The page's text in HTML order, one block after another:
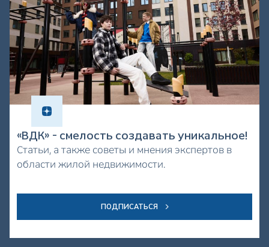
«ВДК» - смелость создавать уникальное!
Статьи, а также советы и мнения экспертов в
области жилой недвижимости.
ПОДПИСАТЬСЯ